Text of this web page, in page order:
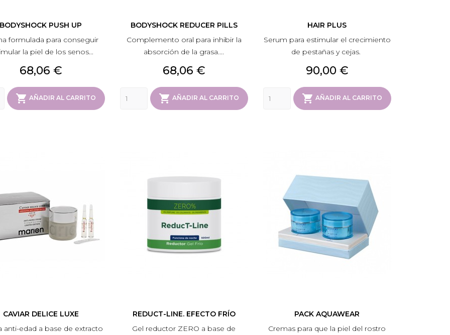
BODYSHOCK PUSH UP
formulada para conseguir
la piel de los senos...
Precio
68,06 €
 AÑADIR AL CARRITO
BODYSHOCK REDUCER PILLS
Complemento oral para inhibir la
absorción de la grasa....
Precio
68,06 €
 AÑADIR AL CARRITO
HAIR PLUS
Serum para estimular el crecimiento
de pestañas y cejas.
Precio
90,00 €
 AÑADIR AL CARRITO
CAVIAR DELICE LUXE
anti-edad a base de extracto
REDUCT-LINE. EFECTO FRÍO
Gel reductor ZERO a base de
PACK AQUAWEAR
Cremas para que la piel del rostro